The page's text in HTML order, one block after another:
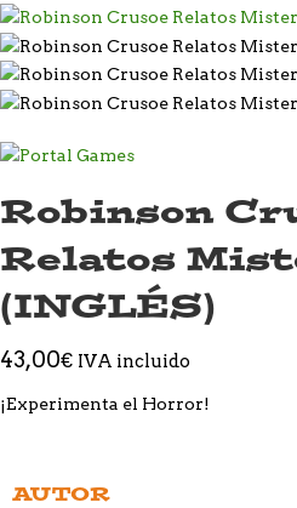
Robinson
Relatos
(INGLÉS)
43,00€ IVA incluido
¡Experimenta el Horror!
AUTOR